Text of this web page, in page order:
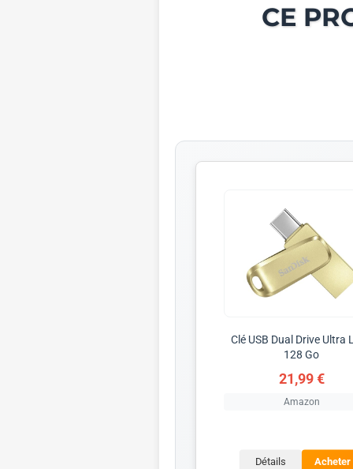
CE
Clé USB Dual Drive Ultra
128 Go
21,99 €
Amazon
Détails Acheter